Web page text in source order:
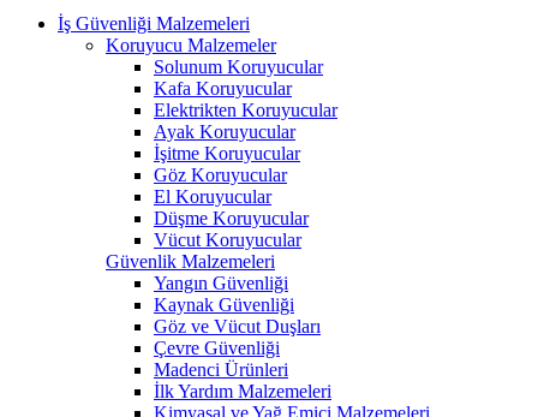
İş Güvenliği Malzemeleri
Koruyucu Malzemeler
Solunum Koruyucular
Kafa Koruyucular
Elektrikten Koruyucular
Ayak Koruyucular
İşitme Koruyucular
Göz Koruyucular
El Koruyucular
Düşme Koruyucular
Vücut Koruyucular
Güvenlik Malzemeleri
Yangın Güvenliği
Kaynak Güvenliği
Göz ve Vücut Duşları
Çevre Güvenliği
Madenci Ürünleri
İlk Yardım Malzemeleri
Kimyasal ve Yağ Emici Malzemeleri